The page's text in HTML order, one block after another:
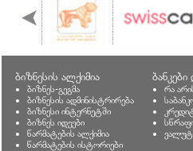
ბიზნესის ალქიმია
ბიზნეს-გეგმა
ბიზნესის ადმინისტრირება
ბიზნესი ინტერნეტში
ბიზნეს იდეები
წარმატების ალქიმია
წარმატების ისტორიები
ბანკები
რა